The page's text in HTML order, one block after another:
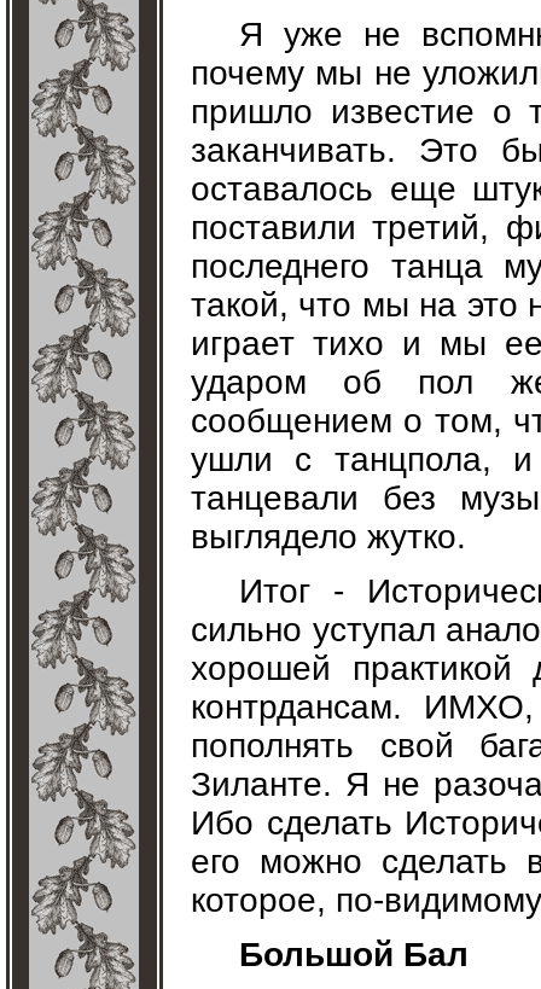
Я уже не
почему мы не
пришло известие
заканчивать. Это
оставалось еще
поставили третий,
последнего танца
такой, что мы на это
играет тихо и мы
ударом об пол
сообщением о том,
ушли с танцпола,
танцевали без
выглядело жутко.
Итог -
сильно уступал
хорошей практикой
контрдансам.
пополнять свой
Зиланте. Я не
Ибо сделать
его можно сделать
которое, по-
Большой Бал